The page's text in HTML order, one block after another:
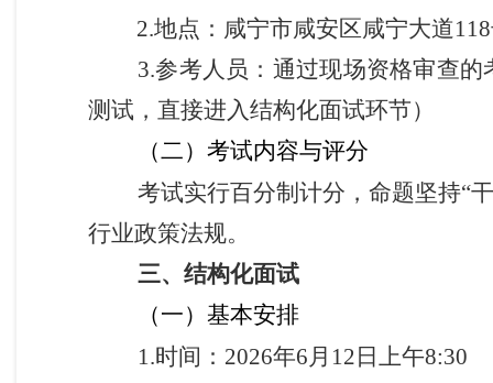
2.地点：咸宁市咸安区咸宁大道
3.参考人员：通过现场资格审查
测试，直接进入结构化面试环节）
（二）考试内容与评分
考试实行百分制计分，命题坚持“
行业政策法规。
三、结构化面试
（一）基本安排
1.时间：2026年6月12日上午8:30